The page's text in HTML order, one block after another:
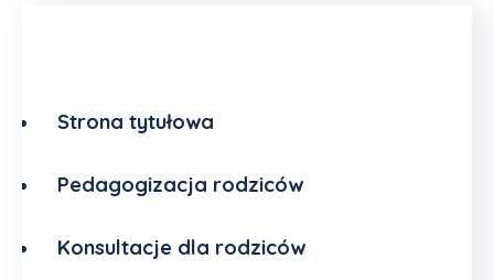
Strona tytułowa
Pedagogizacja rodziców
Konsultacje dla rodziców